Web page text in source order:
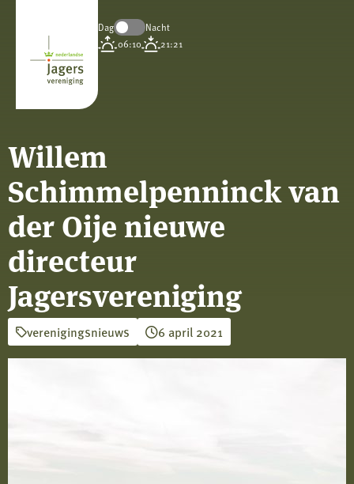
Koninklijke
Nederlandse
Jagersvereniging
Dag
Nacht
06:10
21:21
Willem
Schimmelpenninck van
der Oije nieuwe
directeur
Jagersvereniging
verenigingsnieuws 6 april 2021